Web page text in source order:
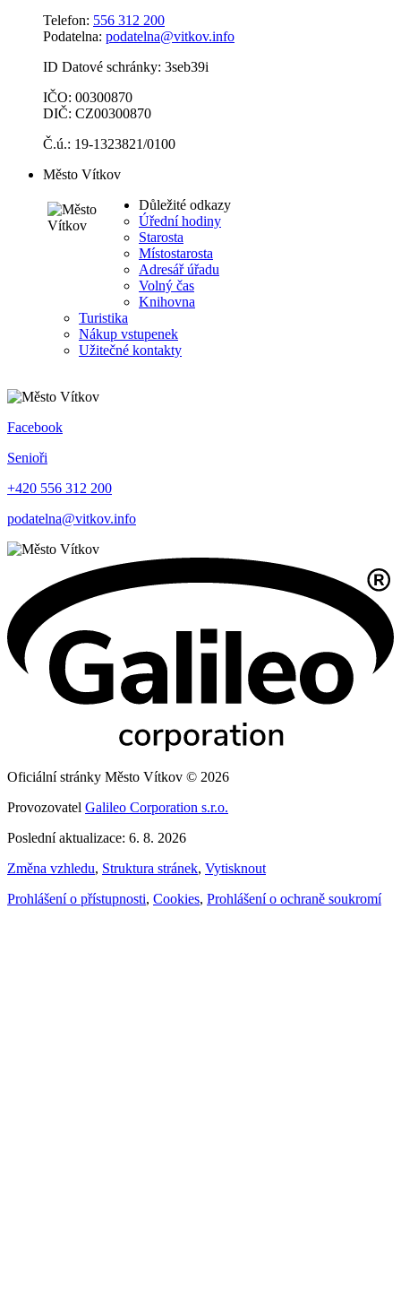
Telefon: 556 312 200
Podatelna: podatelna@vitkov.info
ID Datové schránky: 3seb39i
IČO: 00300870
DIČ: CZ00300870
Č.ú.: 19-1323821/0100
Město Vítkov
Důležité odkazy
Úřední hodiny
Starosta
Místostarosta
Adresář úřadu
Volný čas
Knihovna
Turistika
Nákup vstupenek
Užitečné kontakty
Facebook
Senioři
+420 556 312 200
podatelna@vitkov.info
Oficiální stránky Město Vítkov © 2026
Provozovatel Galileo Corporation s.r.o.
Poslední aktualizace: 6. 8. 2026
Změna vzhledu, Struktura stránek, Vytisknout
Prohlášení o přístupnosti, Cookies, Prohlášení o ochraně soukromí